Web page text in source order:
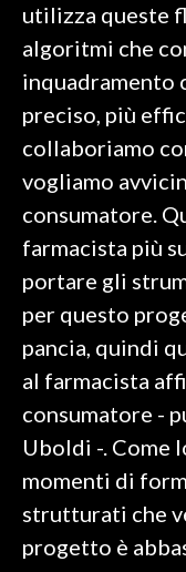
utilizza queste
algoritmi che
inquadramento
preciso, più
collaboriamo
vogliamo
consumatore.
farmacista più
portare gli
per questo
pancia, quindi
al farmacista
consumatore -
Uboldi -. Come
momenti di
strutturati che
progetto è